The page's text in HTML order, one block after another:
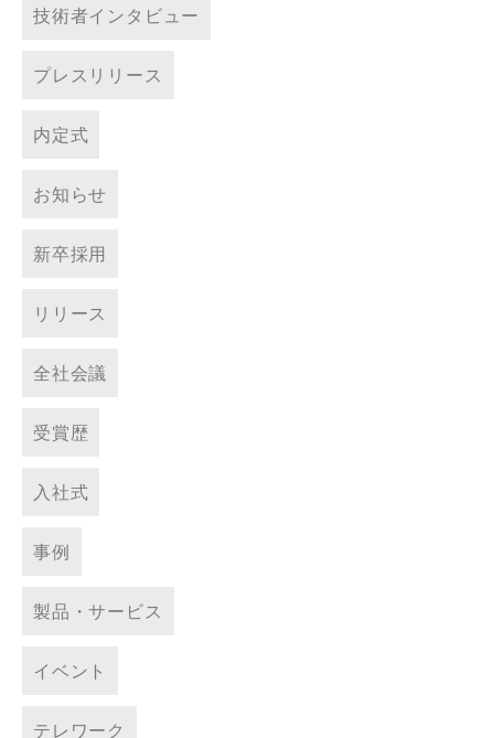
技術者インタビュー
プレスリリース
内定式
お知らせ
新卒採用
リリース
全社会議
受賞歴
入社式
事例
製品・サービス
イベント
テレワーク